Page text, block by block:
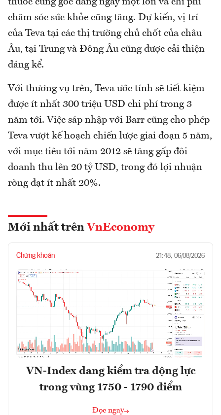
thuốc cùng gốc đang ngày một lớn và chi phí
chăm sóc sức khỏe cũng tăng. Dự kiến, vị trí
của Teva tại các thị trường chủ chốt của châu
Âu, tại Trung và Đông Âu cũng được cải thiện
đáng kể.
Với thương vụ trên, Teva ước tính sẽ tiết kiệm
được ít nhất 300 triệu USD chi phí trong 3
năm tới. Việc sáp nhập với Barr cũng cho phép
Teva vượt kế hoạch chiến lược giai đoạn 5 năm,
với mục tiêu tới năm 2012 sẽ tăng gấp đôi
doanh thu lên 20 tỷ USD, trong đó lợi nhuận
ròng đạt ít nhất 20%.
Mới nhất trên VnEconomy
Chứng khoán 21:48, 06/08/2026
VN-Index đang kiểm tra động lực
trong vùng 1750 - 1790 điểm
Đọc ngay